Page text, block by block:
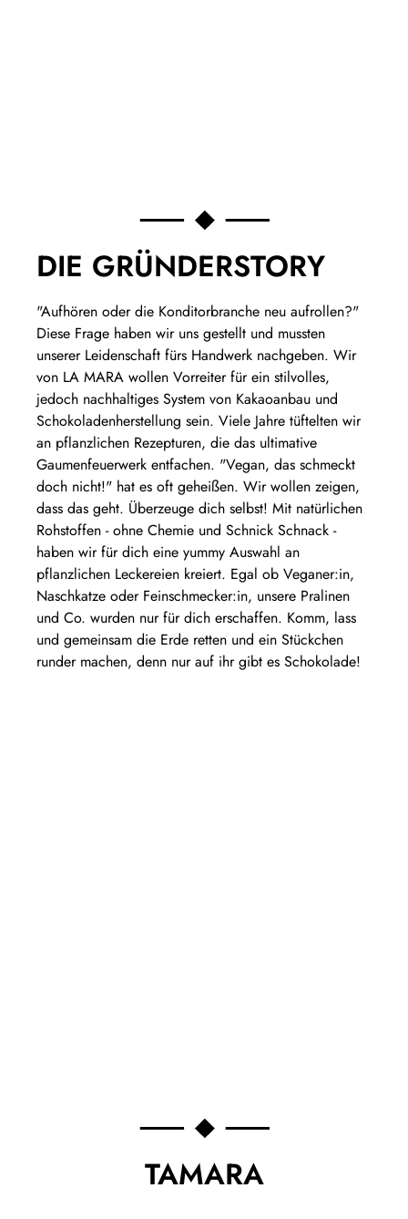
DIE GRÜNDERSTORY
"Aufhören oder die Konditorbranche neu aufrollen?"
Diese Frage haben wir uns gestellt und mussten
unserer Leidenschaft fürs Handwerk nachgeben. Wir
von LA MARA wollen Vorreiter für ein stilvolles,
jedoch nachhaltiges System von Kakaoanbau und
Schokoladenherstellung sein. Viele Jahre tüftelten wir
an pflanzlichen Rezepturen, die das ultimative
Gaumenfeuerwerk entfachen. "Vegan, das schmeckt
doch nicht!" hat es oft geheißen. Wir wollen zeigen,
dass das geht. Überzeuge dich selbst! Mit natürlichen
Rohstoffen - ohne Chemie und Schnick Schnack -
haben wir für dich eine yummy Auswahl an
pflanzlichen Leckereien kreiert. Egal ob Veganer:in,
Naschkatze oder Feinschmecker:in, unsere Pralinen
und Co. wurden nur für dich erschaffen. Komm, lass
und gemeinsam die Erde retten und ein Stückchen
runder machen, denn nur auf ihr gibt es Schokolade!
TAMARA